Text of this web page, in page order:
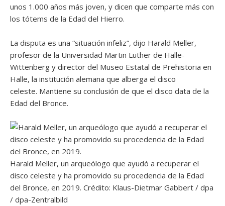
unos 1.000 años más joven, y dicen que comparte más con
los tótems de la Edad del Hierro.
La disputa es una “situación infeliz”, dijo Harald Meller,
profesor de la Universidad Martin Luther de Halle-
Wittenberg y director del Museo Estatal de Prehistoria en
Halle, la institución alemana que alberga el disco
celeste. Mantiene su conclusión de que el disco data de la
Edad del Bronce.
Harald Meller, un arqueólogo que ayudó a recuperar el
disco celeste y ha promovido su procedencia de la Edad
del Bronce, en 2019. Crédito: Klaus-Dietmar Gabbert / dpa
/ dpa-Zentralbild